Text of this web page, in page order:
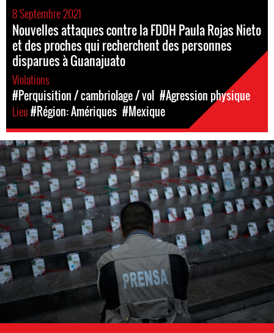
8 Septembre 2021
Nouvelles attaques contre la FDDH Paula Rojas Nieto
et des proches qui recherchent des personnes
disparues à Guanajuato
Violations
#Perquisition / cambriolage / vol #Agression physique
Lieu#Région: Amériques #Mexique
mexico_page.jpg